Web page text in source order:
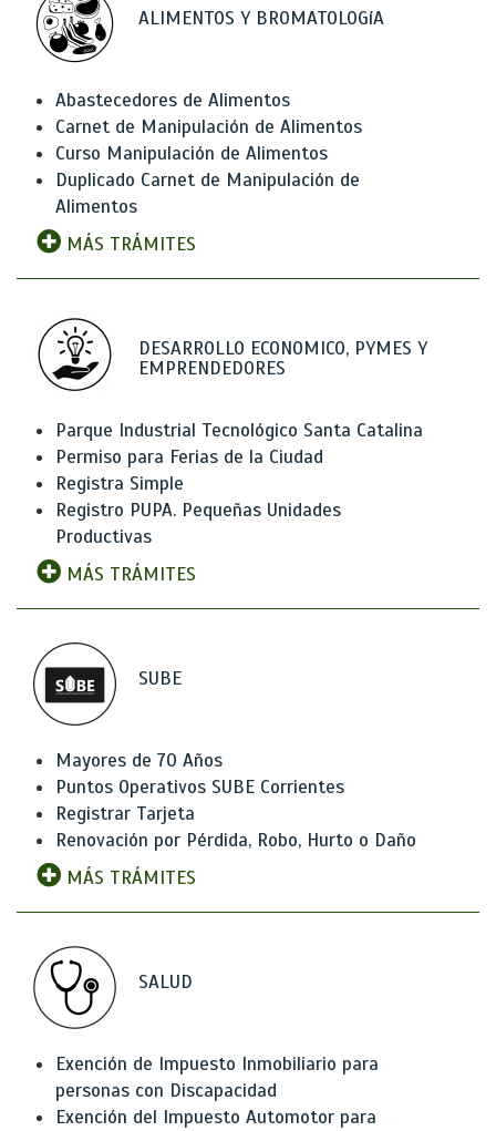
ALIMENTOS Y BROMATOLOGíA
Abastecedores de Alimentos
Carnet de Manipulación de Alimentos
Curso Manipulación de Alimentos
Duplicado Carnet de Manipulación de
Alimentos
MÁS TRÁMITES
DESARROLLO ECONOMICO, PYMES Y
EMPRENDEDORES
Parque Industrial Tecnológico Santa Catalina
Permiso para Ferias de la Ciudad
Registra Simple
Registro PUPA. Pequeñas Unidades
Productivas
MÁS TRÁMITES
SUBE
Mayores de 70 Años
Puntos Operativos SUBE Corrientes
Registrar Tarjeta
Renovación por Pérdida, Robo, Hurto o Daño
MÁS TRÁMITES
SALUD
Exención de Impuesto Inmobiliario para
personas con Discapacidad
Exención del Impuesto Automotor para